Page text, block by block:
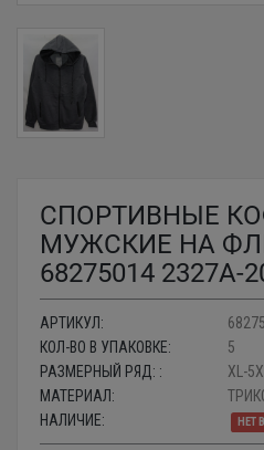
СПОРТИВНЫЕ
МУЖСКИЕ НА
68275014 2327A-
АРТИКУЛ:
КОЛ-ВО В УПАКОВКЕ:
5
РАЗМЕРНЫЙ РЯД: :
XL-
МАТЕРИАЛ:
НАЛИЧИЕ:
НЕТ